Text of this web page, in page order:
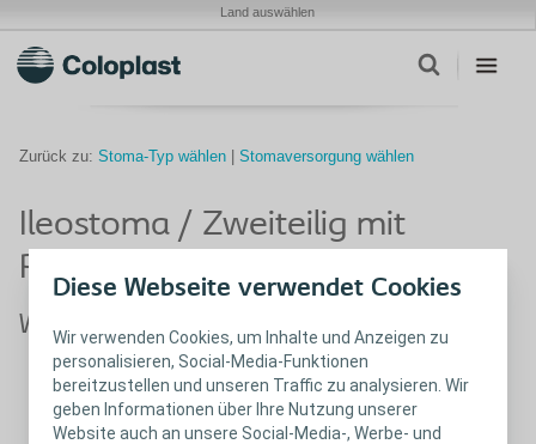
Diese Webseite verwendet Cookies
Wir verwenden Cookies, um Inhalte und Anzeigen zu
personalisieren, Social-Media-Funktionen
bereitzustellen und unseren Traffic zu analysieren. Wir
geben Informationen über Ihre Nutzung unserer
Website auch an unsere Social-Media-, Werbe- und
Land auswählen
Zurück zu: Stoma-Typ wählen Stomaversorgung wählen
Ileostoma / Zweiteilig mit
Rastringsystem
Welchen Beutel-Typ verwenden Sie?
Offener Beutel
Ich verwende dieses Produkt.